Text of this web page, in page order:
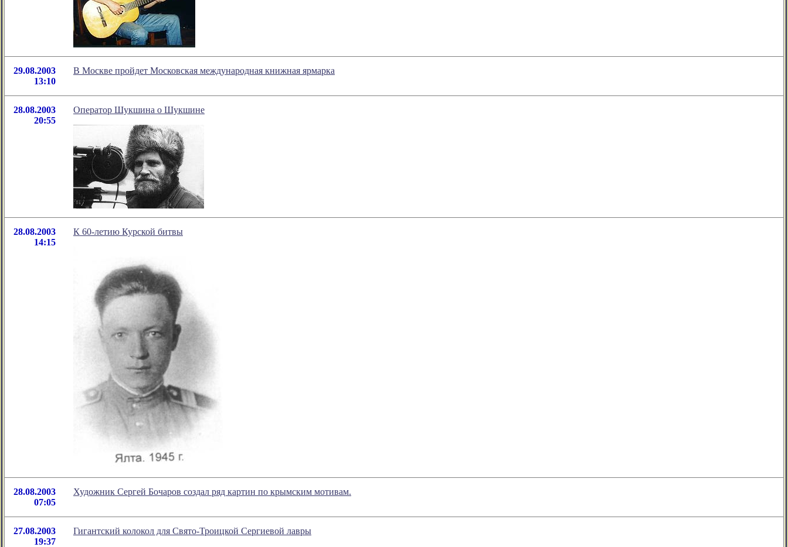
29.08.2003
13:10
В Москве пройдет Московская международная книжная ярмарка
28.08.2003
20:55
Оператор Шукшина о Шукшине
28.08.2003
14:15
К 60-летию Курской битвы
28.08.2003
07:05
Художник Сергей Бочаров создал ряд картин по крымским мотивам.
27.08.2003
19:37
Гигантский колокол для Свято-Троицкой Сергиевой лавры